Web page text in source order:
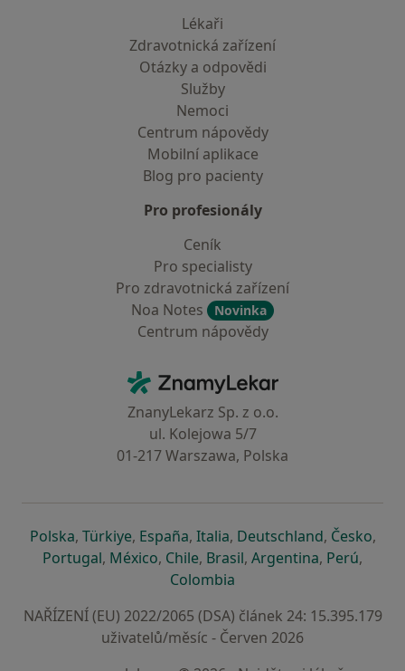
Lékaři
Zdravotnická zařízení
Otázky a odpovědi
Služby
Nemoci
Centrum nápovědy
Mobilní aplikace
Blog pro pacienty
Pro profesionály
Ceník
Pro specialisty
Pro zdravotnická zařízení
Noa Notes
Novinka
Centrum nápovědy
ZnamyLekar - Hlavní stránka
ZnanyLekarz Sp. z o.o.
ul. Kolejowa 5/7
01-217 Warszawa, Polska
Polskase otevře v nové záložce
, Türkiyese otevře v nové záložce
, Españase otevře v nové záložce
, Italiase otevře v nové záložce
, Deutschlandse otevře v
, Českose
,
Portugalse otevře v nové záložce
, Méxicose otevře v nové záložce
, Chilese otevře v nové záložce
, Brasilse otevře v nové
, Argentinase otevře v
, Perúse
,
Colombia
NAŘÍZENÍ (EU) 2022/2065 (DSA) článek 24: 15.395.179
uživatelů/měsíc - Červen 2026